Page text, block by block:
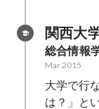
関西大
総合情報
Mar 2015
大学で行
は？」と